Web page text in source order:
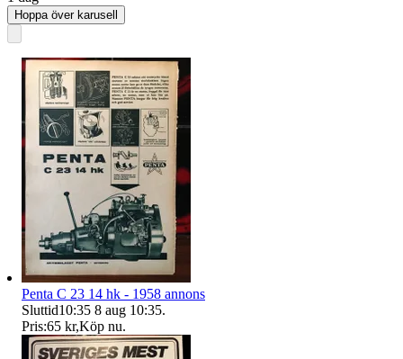
Hoppa över karusell
Penta C 23 14 hk - 1958 annons
Sluttid10:35 8 aug 10:35.
Pris:65 kr,Köp nu.